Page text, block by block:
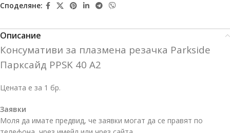
Споделяне:
Описание
Консумативи за плазмена резачка Parkside
Парксайд PPSK 40 A2
Цената е за 1 бр.
Заявки
Моля да имате предвид, че заявки могат да се правят по